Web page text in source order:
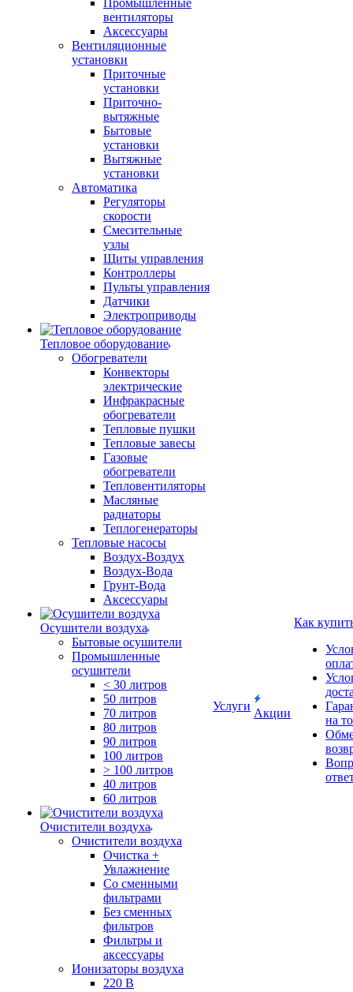
Промышленные
вентиляторы
Аксессуары
Вентиляционные
установки
Приточные
установки
Приточно-
вытяжные
Бытовые
установки
Вытяжные
установки
Автоматика
Регуляторы
скорости
Смесительные
узлы
Щиты управления
Контроллеры
Пульты управления
Датчики
Электроприводы
Тепловое оборудование
Обогреватели
Конвекторы
электрические
Инфракрасные
обогреватели
Тепловые пушки
Тепловые завесы
Газовые
обогреватели
Тепловентиляторы
Масляные
радиаторы
Теплогенераторы
Тепловые насосы
Воздух-Воздух
Воздух-Вода
Грунт-Вода
Аксессуары
Осушители воздуха
Бытовые осушители
Промышленные
осушители
< 30 литров
50 литров
70 литров
80 литров
90 литров
100 литров
> 100 литров
40 литров
60 литров
Очистители воздуха
Очистители воздуха
Очистка +
Увлажнение
Cо сменными
фильтрами
Без сменных
фильтров
Фильтры и
аксессуары
Ионизаторы воздуха
220 В
Услуги
Акции
Как
на